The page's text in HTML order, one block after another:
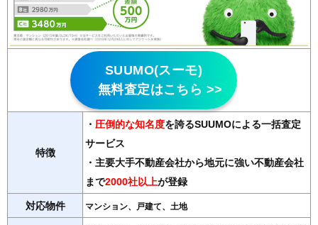
SUUMO(スーモ)
無料査定はこちら >>
特徴
・ 圧倒的な知名度を誇るSUUMOによる一括査定
サービス
・主要大手不動産会社から地元に強い不動産会社
まで2000社以上が登録
対応物件 マンション、戸建て、土地